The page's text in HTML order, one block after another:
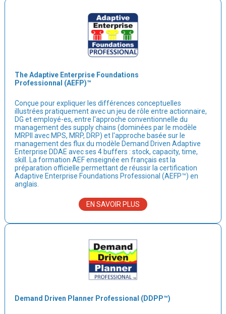
The Adaptive Enterprise Foundations
Professionnal (AEFP)™
Conçue pour expliquer les différences conceptuelles
illustrées pratiquement avec un jeu de rôle entre actionnaire,
DG et employé-es, entre l'approche conventionnelle du
management des supply chains (dominées par le modèle
MRPII avec MPS, MRP, DRP) et l'approche basée sur le
management des flux du modèle Demand Driven Adaptive
Enterprise DDAE avec ses 4 buffers : stock, capacity, time,
skill. La formation AEF enseignée en français est la
préparation officielle permettant de réussir la certification
Adaptive Enterprise Foundations Professional (AEFP™) en
anglais.
EN SAVOIR PLUS
Demand Driven Planner Professional (DDPP™)